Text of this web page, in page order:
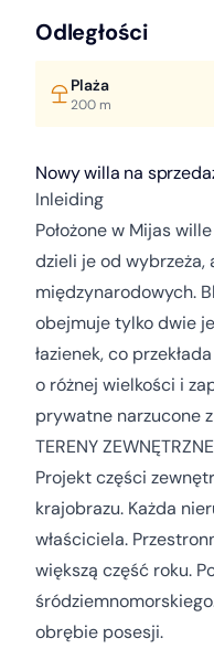
Odległości
Plaża
200 m
Nowy willa na
Inleiding
Położone w Mijas
dzieli je od wybrzeża,
międzynarodowych.
obejmuje tylko dwie
łazienek, co
o różnej wielkości i
prywatne narzucone
TERENY ZEWNĘTRZNE
Projekt części
krajobrazu. Każda
właściciela.
większą część roku.
obrębie posesji.